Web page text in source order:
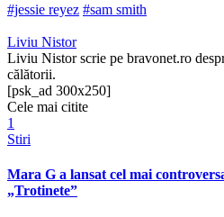
#jessie reyez #sam smith
Liviu Nistor
Liviu Nistor scrie pe bravonet.ro
călătorii.
[psk_ad 300x250]
Cele mai citite
1
Stiri
Mara G a lansat cel mai
„Trotinete”